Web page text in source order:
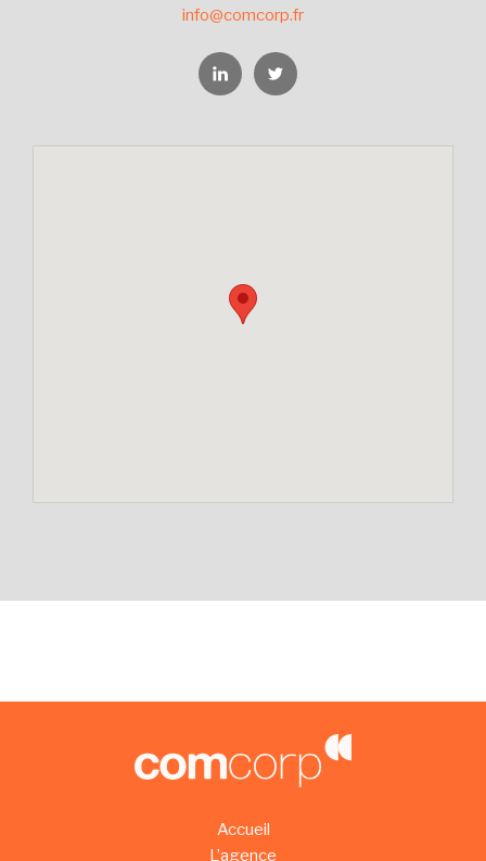
info@comcorp.fr
LinkedinTwitter
Accueil
L’agence